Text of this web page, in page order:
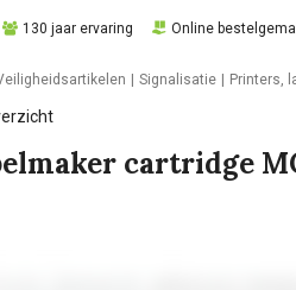
130 jaar ervaring Online
Signalisatie Printers,
cartridge